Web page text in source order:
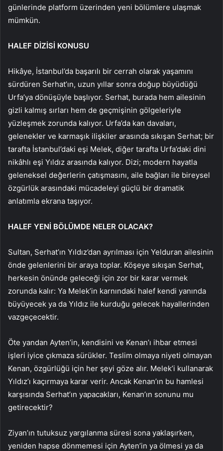
günlerinde platform üzerinden yeni bölümlere ulaşmak
mümkün.
HALEF DİZİSİ KONUSU
Hikâye, İstanbul’da başarılı bir cerrah olarak yaşamını
sürdüren Serhat’ın, uzun yıllar sonra doğup büyüdüğü
Urfa’ya dönüşüyle başlıyor. Serhat, burada hem ailesinin
gizli kalmış sırları hem de geçmişinin gölgeleriyle
yüzleşmek zorunda kalıyor. Urfa’da kan davaları,
gelenekler ve karmaşık ilişkiler arasında sıkışan Serhat; bir
tarafta İstanbul’daki eşi Melek, diğer tarafta Urfa’daki dini
nikâhlı eşi Yıldız arasında kalıyor. Dizi; modern hayatla
geleneksel değerlerin çatışmasını, aile bağları ile bireysel
özgürlük arasındaki mücadeleyi güçlü bir dramatik
anlatımla ekrana taşıyor.
HALEF YENİ BÖLÜMDE NELER OLACAK?
Sultan, Serhat’ın Yıldız’dan ayrılması için Yelduran ailesinin
önde gelenlerini bir araya toplar. Köşeye sıkışan Serhat,
herkesin önünde geleceği için zor bir karar vermek
zorunda kalır: Ya Melek’in karnındaki halef kendi yanında
büyüyecek ya da Yıldız ile kurduğu gelecek hayallerinden
vazgeçecektir.
Öte yandan Ayten’in, kendisini ve Kenan’ı ihbar etmesi
işleri iyice çıkmaza sürükler. Teslim olmaya niyeti olmayan
Kenan, özgürlüğü için her şeyi göze alır. Melek’i kullanarak
Yıldız’ı kaçırmaya karar verir. Ancak Kenan’ın bu hamlesi
karşısında Serhat’ın yapacakları, Kenan’ın sonunu mu
getirecektir?
Ziyan’ın tutuksuz yargılanma süresi sona yaklaşırken,
yeniden hapse dönmemesi için Ayten’in ya ölmesi ya da